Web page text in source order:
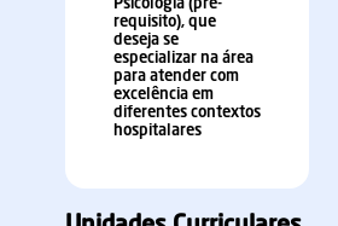
Psicologia (pré-
requisito), que
deseja se
especializar na área
para atender com
excelência em
diferentes contextos
hospitalares